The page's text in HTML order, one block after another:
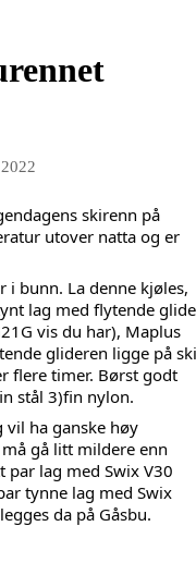
skirenn på
utover natta og er
bunn. La denne kjøles,
lag med flytende
vis du har), Maplus
glideren ligge på ski
flere timer. Børst godt
stål 3)fin nylon.
ha ganske høy
gå litt mildere enn
lag med Swix V30
tynne lag med Swix
da på Gåsbu.